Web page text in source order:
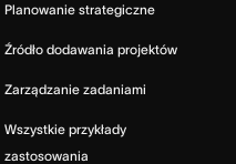
Planowanie strategiczne
Źródło dodawania projektów
Zarządzanie zadaniami
Wszystkie przykłady
zastosowania